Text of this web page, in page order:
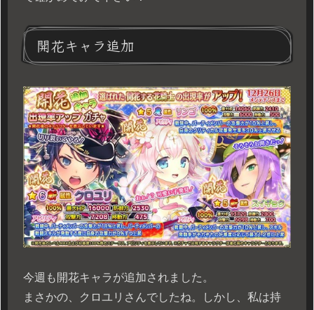
開花キャラ追加
今週も開花キャラが追加されました。
まさかの、クロユリさんでしたね。しかし、私は持